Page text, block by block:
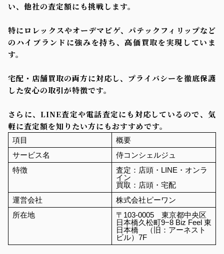
い、他社の査定額にも挑戦します。
特にロレックスやオーデマピゲ、パテックフィリップなど
のハイブランドに強みを持ち、高価買取を実現していま
す。
宅配・店舗買取の両方に対応し、プライバシーを徹底保護
した安心の取引が特徴です。
さらに、LINE査定や電話査定にも対応しているので、気
軽に査定額を知りたい方にもおすすめです。
項目
概要
サービス名
侍コンシェルジュ
特徴
査定：店頭・LINE・オンラ
イン
買取：店頭・宅配
運営会社
株式会社ピーワン
所在地
〒103-0005 東京都中央区
日本橋久松町9−8 Biz Feel 東
日本橋 （旧：アーネスト
ビル）7F